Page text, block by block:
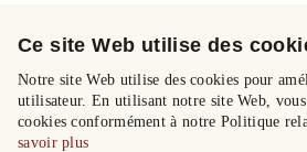
Ce site Web utilise des
Notre site Web utilise des cookies pour
utilisateur. En utilisant notre site Web, vous
cookies conformément à notre Politique
savoir plus